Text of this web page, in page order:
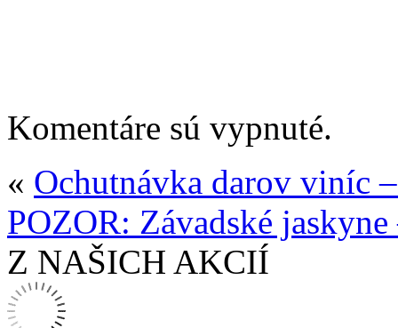
Komentáre sú vypnuté.
« Ochutnávka darov viníc
POZOR: Závadské
Z NAŠICH AKCIÍ